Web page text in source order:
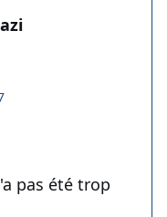
pas été trop